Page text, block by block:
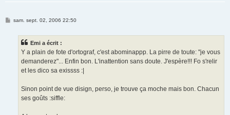
Msam. sept. 02, 2006 22:50
Emi a écrit :
Y a plain de fote d'ortograf, c'est abominappp. La pirre de toute: "je vous
demanderez"... Enfin bon. L'inattention sans doute. J'espère!!! Fo s'relir
et les dico sa exissss :|
Sinon point de vue disign, perso, je trouve ça moche mais bon. Chacun
ses goûts :siffle: